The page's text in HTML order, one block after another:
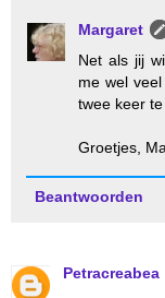
Margaret
Net als jij
me wel
twee keer te
Groetjes,
Beantwoorden
Petracreabea